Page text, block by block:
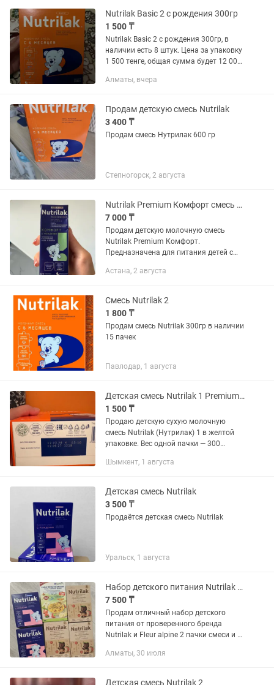
Nutrilak Basic 2 с рождения 300гр
1 500 ₸
Nutrilak Basic 2 с рождения 300гр, в
наличии есть 8 штук. Цена за упаковку
1 500 тенге, общая сумма будет 12 000
Алматы, вчера
Продам детскую смесь Nutrilak
3 400 ₸
Продам смесь Нутрилак 600 гр
Степногорск, 2 августа
Nutrilak Premium Комфорт смесь с рождения
7 000 ₸
Продам детскую молочную смесь
Nutrilak Premium Комфорт.
Предназначена для питания детей с
запорах. В наличии целый блок
ноября...
Астана, 2 августа
Смесь Nutrilak 2
1 800 ₸
Продам смесь Nutrilak 300гр в наличии
15 пачек
Павлодар, 1 августа
Детская смесь Nutrilak 1 Premium 300г коробка
1 500 ₸
Продаю детскую сухую молочную
смесь Nutrilak (Нутрилак) 1 в желтой
упаковке. Вес одной пачки — 300
коробка (12 штук). Сроки годности
Шымкент, 1 августа
Детская смесь Nutrilak
3 500 ₸
Продаётся детская смесь Nutrilak
Уральск, 1 августа
Набор детского питания Nutrilak (смеси и каши) фирменный термос в подарок
7 500 ₸
Продам отличный набор детского
питания от проверенного бренда
Nutrilak и Fleur alpine 2 пачки смеси и 4
запечатанные, сроки годности в
Алматы, 30 июля
Детская смесь Nutrilak 2